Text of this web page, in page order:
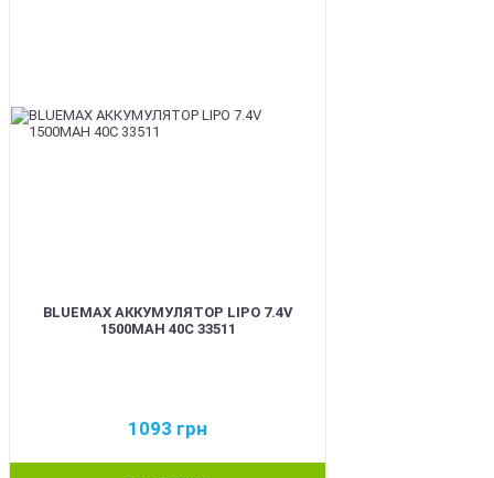
BLUEMAX АККУМУЛЯТОР LIPO 7.4V
1500MAH 40C 33511
1093 грн